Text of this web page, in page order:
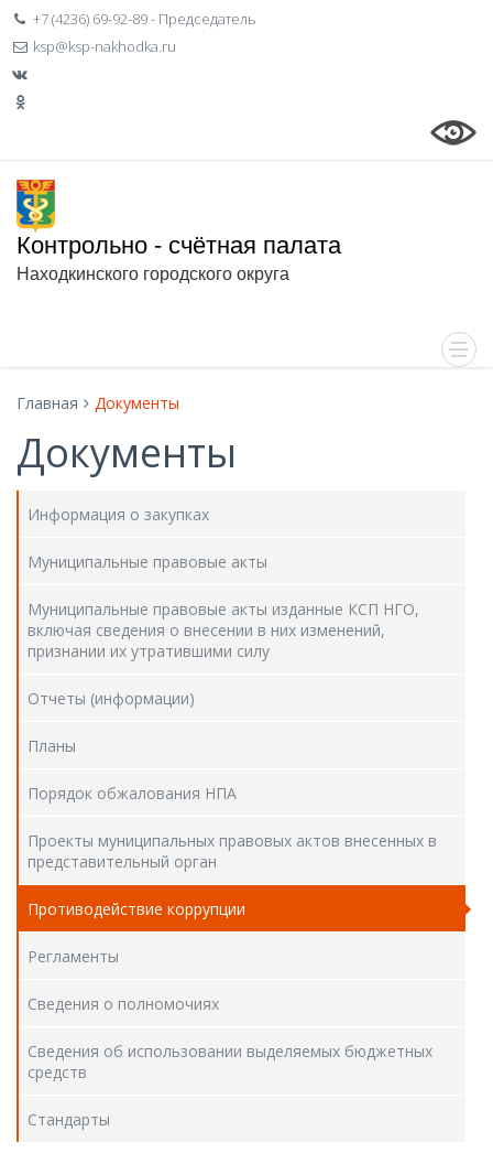
+7 (4236) 69-92-89 - Председатель
ksp@ksp-nakhodka.ru
Контрольно - счётная палата
Находкинского городского округа
Главная Документы
Документы
Информация о закупках
Муниципальные правовые акты
Муниципальные правовые акты изданные КСП НГО,
включая сведения о внесении в них изменений,
признании их утратившими силу
Отчеты (информации)
Планы
Порядок обжалования НПА
Проекты муниципальных правовых актов внесенных в
представительный орган
Противодействие коррупции
Регламенты
Сведения о полномочиях
Сведения об использовании выделяемых бюджетных
средств
Стандарты